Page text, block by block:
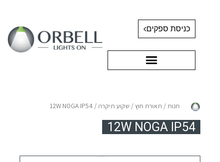
כניסת ספקים
חנות / תאורת חוץ/ שקוע תיקרה / 12W NOGA IP54
12W NOGA IP54